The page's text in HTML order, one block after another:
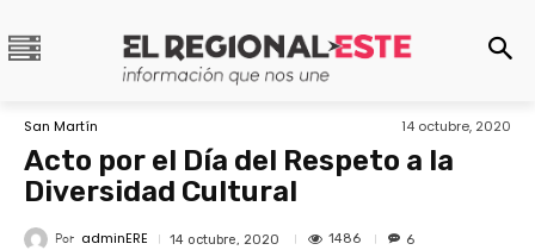
San Martín 14 octubre, 2020
Acto por el Día del Respeto a la
Diversidad Cultural
Por adminERE 14 octubre, 2020 1486 6